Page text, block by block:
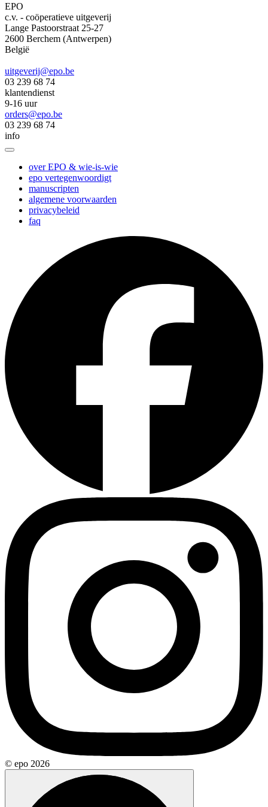
EPO
c.v. - coöperatieve uitgeverij
Lange Pastoorstraat 25‑27
2600 Berchem (Antwerpen)
België
uitgeverij@epo.be
03 239 68 74
klantendienst
9-16 uur
orders@epo.be
03 239 68 74
info
over EPO & wie-is-wie
epo vertegenwoordigt
manuscripten
algemene voorwaarden
privacybeleid
faq
© epo 2026